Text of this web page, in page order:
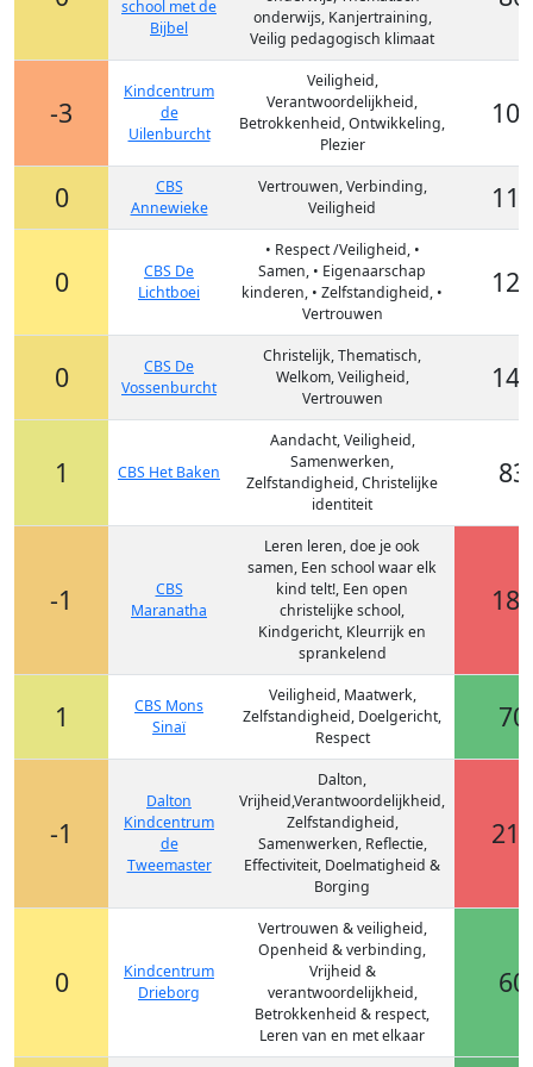
school met de
Bijbel
onderwijs, Kanjertraining,
Veilig pedagogisch klimaat
-3
Kindcentrum
de
Uilenburcht
Veiligheid,
Verantwoordelijkheid,
Betrokkenheid, Ontwikkeling,
Plezier
106
0
CBS
Annewieke
Vertrouwen, Verbinding,
Veiligheid
113
0
CBS De
Lichtboei
• Respect /Veiligheid, •
Samen, • Eigenaarschap
kinderen, • Zelfstandigheid, •
Vertrouwen
126
0
CBS De
Vossenburcht
Christelijk, Thematisch,
Welkom, Veiligheid,
Vertrouwen
145
1 CBS Het Baken
Aandacht, Veiligheid,
Samenwerken,
Zelfstandigheid, Christelijke
identiteit
83
-1
CBS
Maranatha
Leren leren, doe je ook
samen, Een school waar elk
kind telt!, Een open
christelijke school,
Kindgericht, Kleurrijk en
sprankelend
181
1
CBS Mons
Sinaï
Veiligheid, Maatwerk,
Zelfstandigheid, Doelgericht,
Respect
70
-1
Dalton
Kindcentrum
de
Tweemaster
Dalton,
Vrijheid,Verantwoordelijkheid,
Zelfstandigheid,
Samenwerken, Reflectie,
Effectiviteit, Doelmatigheid &
Borging
211
0
Kindcentrum
Drieborg
Vertrouwen & veiligheid,
Openheid & verbinding,
Vrijheid &
verantwoordelijkheid,
Betrokkenheid & respect,
Leren van en met elkaar
60